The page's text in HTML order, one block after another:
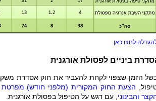
לחצו כאן
ביניים לפסולת אורגנית
הזמן שצפוי לקחת להעביר את חוק אסדרת
הצעת החוק המקורית (מלפני חודש) מפרטת
והבינוני , עם דגש על הטיפול בפסולת אורגנית.